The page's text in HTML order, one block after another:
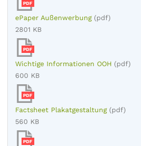
PDF
ePaper Außenwerbung (pdf)
2801 KB
PDF
Wichtige Informationen OOH (pdf)
600 KB
PDF
Factsheet Plakatgestaltung (pdf)
560 KB
PDF